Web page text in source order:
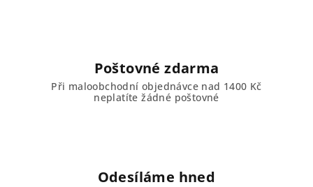
Poštovné zdarma
Při maloobchodní objednávce nad 1400 Kč
neplatíte žádné poštovné
Odesíláme hned